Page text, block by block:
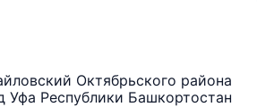
Октябрьского района
Уфа Республики Башкортостан